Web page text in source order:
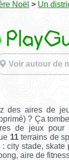
Noël > Un
Voir autour de
des aires de
? Ça
de jeux pour
11terrains de
city stade, skate
aire de